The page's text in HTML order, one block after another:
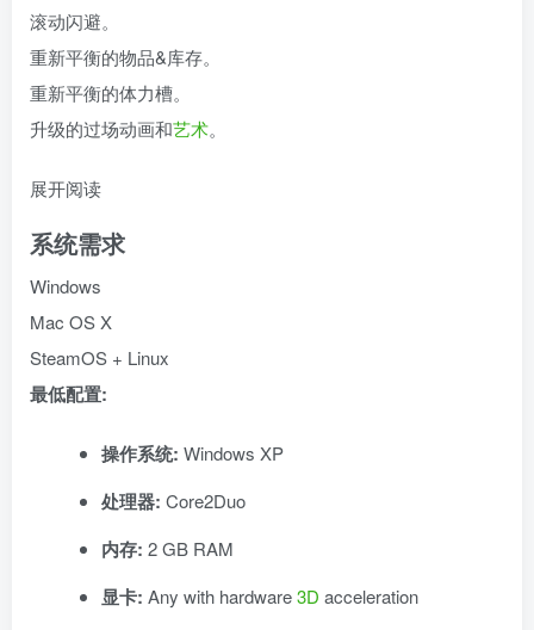
滚动闪避。
重新平衡的物品&库存。
重新平衡的体力槽。
升级的过场动画和艺术。
展开阅读
系统需求
Windows
Mac OS X
SteamOS + Linux
最低配置:
操作系统: Windows XP
处理器: Core2Duo
内存: 2 GB RAM
显卡: Any with hardware3D acceleration